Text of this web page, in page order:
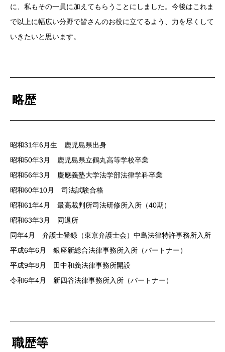
に、私もその一員に加えてもらうことにしました。今後はこれま
で以上に幅広い分野で皆さんのお役に立てるよう、力を尽くして
いきたいと思います。
略歴
昭和31年6月生 鹿児島県出身
昭和50年3月 鹿児島県立鶴丸高等学校卒業
昭和56年3月 慶應義塾大学法学部法律学科卒業
昭和60年10月 司法試験合格
昭和61年4月 最高裁判所司法研修所入所（40期）
昭和63年3月 同退所
同年4月 弁護士登録（東京弁護士会）中島法律特許事務所入所
平成6年6月 銀座新総合法律事務所入所（パートナー）
平成9年8月 田中和義法律事務所開設
令和6年4月 新四谷法律事務所入所（パートナー）
職歴等